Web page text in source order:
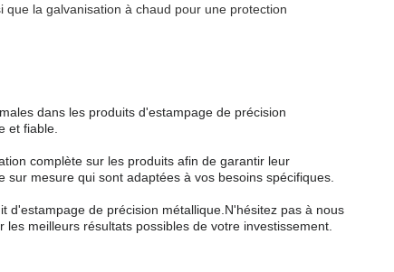
la galvanisation à chaud pour une protection
dans les produits d'estampage de précision
et fiable.
complète sur les produits afin de garantir leur
mesure qui sont adaptées à vos besoins spécifiques.
d'estampage de précision métallique.N'hésitez pas à nous
meilleurs résultats possibles de votre investissement.